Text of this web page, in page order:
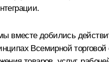
вместе добились
Всемирной